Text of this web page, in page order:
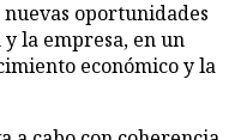
oportunidades
la empresa, en un
económico y la